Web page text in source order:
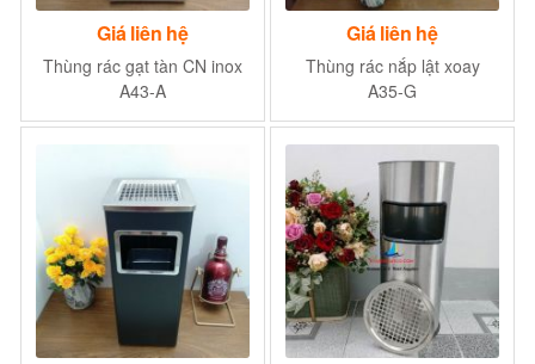
Giá liên hệ
Thùng rác gạt tàn CN inox
A43-A
Giá liên hệ
Thùng rác nắp lật xoay
A35-G